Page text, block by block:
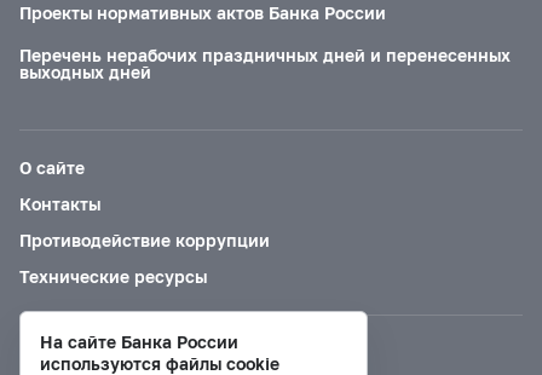
Проекты нормативных актов Банка России
Перечень нерабочих праздничных дней и перенесенных
выходных дней
О сайте
Контакты
Противодействие коррупции
Технические ресурсы
Версия для слабовидящих
На сайте Банка России
используются файлы cookie